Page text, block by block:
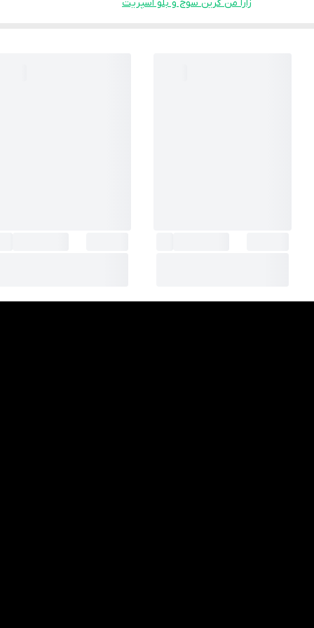
زارا من گرین سوج و بلو اسپریت